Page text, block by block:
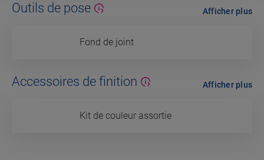
Outils de pose
Fond de joint
Afficher plus
Accessoires de finition
Kit de couleur assortie
Afficher plus